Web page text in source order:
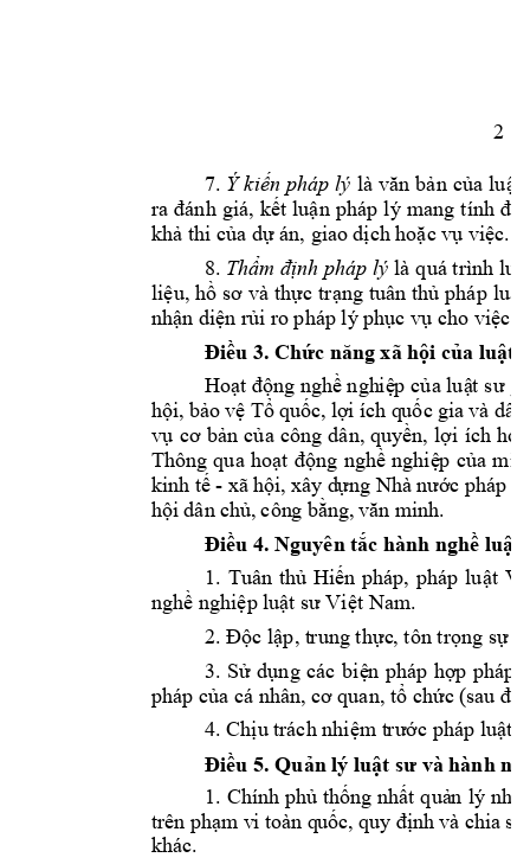
2
7. Ý kiến pháp lý là văn bản của luật
ra đánh giá, kết luận pháp lý mang tính
khả thi của dự án, giao dịch hoặc vụ việc.
8. Thẩm định pháp lý là quá trình
liệu, hồ sơ và thực trạng tuân thủ pháp luật
nhận diện rủi ro pháp lý phục vụ cho việc
Điều 3. Chức năng xã hội của luật
Hoạt động nghề nghiệp của luật sư
hội, bảo vệ Tổ quốc, lợi ích quốc gia và dân
vụ cơ bản của công dân, quyền, lợi ích hợp
Thông qua hoạt động nghề nghiệp của
kinh tế - xã hội, xây dựng Nhà nước pháp
hội dân chủ, công bằng, văn minh.
Điều 4. Nguyên tắc hành nghề luật
1. Tuân thủ Hiến pháp, pháp luật
nghề nghiệp luật sư Việt Nam.
2. Độc lập, trung thực, tôn trọng sự
3. Sử dụng các biện pháp hợp pháp
pháp của cá nhân, cơ quan, tổ chức (sau
4. Chịu trách nhiệm trước pháp luật
Điều 5. Quản lý luật sư và hành
1. Chính phủ thống nhất quản lý nhà
trên phạm vi toàn quốc, quy định và chia s
khác.